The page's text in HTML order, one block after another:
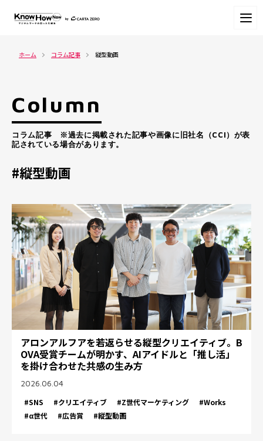
ホーム コラム記事 縦型動画
Column
コラム記事 ※過去に掲載された記事や画像に旧社名（CCI）が表
記されている場合があります。
#縦型動画
アロンアルフアを若返らせる縦型クリエイティブ。B
OVA受賞チームが明かす、AIアイドルと「推し活」
を掛け合わせた共感の生み方
2026.06.04
#SNS
#クリエイティブ #Z世代マーケティング
#Works
#α世代
#広告賞 #縦型動画